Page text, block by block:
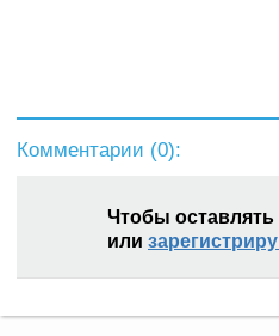
Комментарии (0):
Чтобы
или